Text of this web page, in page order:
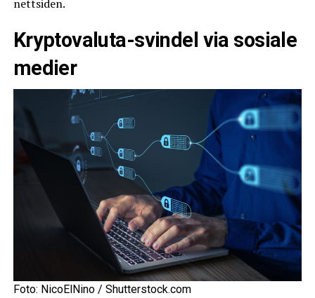
nettsiden.
Kryptovaluta-svindel via sosiale
medier
Foto: NicoElNino / Shutterstock.com